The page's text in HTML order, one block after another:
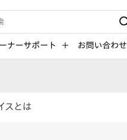
ーワード入力
ナーサポート お問い合わせ
スとは